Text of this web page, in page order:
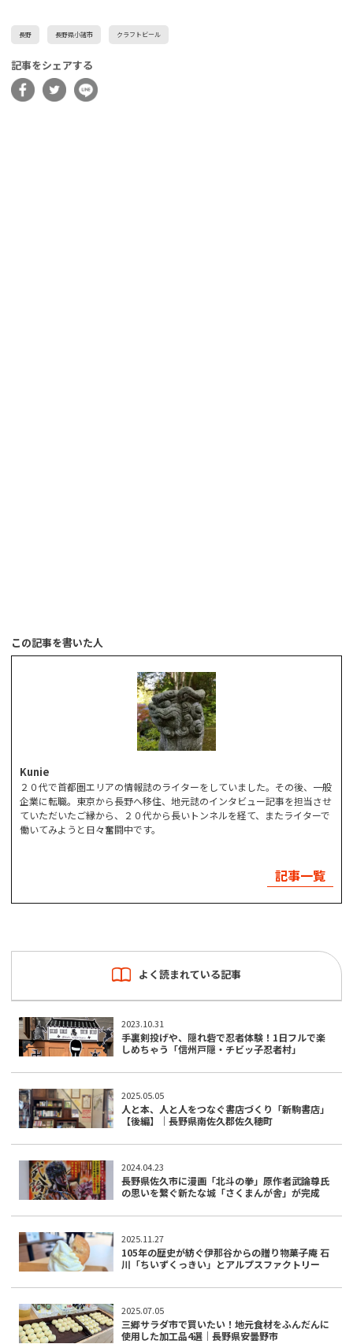
長野 長野県小諸市 クラフトビール
記事をシェアする
この記事を書いた人
Kunie
２０代で首都圏エリアの情報誌のライターをしていました。その後、一般
企業に転職。東京から長野へ移住、地元誌のインタビュー記事を担当させ
ていただいたご縁から、２０代から長いトンネルを経て、またライターで
働いてみようと日々奮闘中です。
記事一覧
よく読まれている記事
2023.10.31
手裏剣投げや、隠れ砦で忍者体験！1日フルで楽
しめちゃう「信州戸隠・チビッ子忍者村」
2025.05.05
人と本、人と人をつなぐ書店づくり「新駒書店」
【後編】｜長野県南佐久郡佐久穂町
2024.04.23
長野県佐久市に漫画「北斗の拳」原作者武論尊氏
の思いを繋ぐ新たな城「さくまんが舎」が完成
2025.11.27
105年の歴史が紡ぐ伊那谷からの贈り物――菓子庵 石
川「ちいずくっきい」とアルプスファクトリー
2025.07.05
三郷サラダ市で買いたい！地元食材をふんだんに
使用した加工品4選｜長野県安曇野市